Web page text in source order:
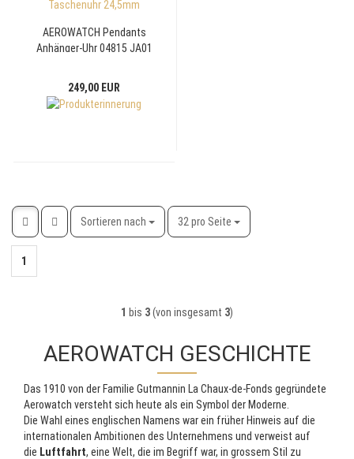
AEROWATCH Pendants
Anhänger-Uhr 04815 JA01
249,00 EUR
Sortieren nach
Sortieren nach 32 pro Seite
pro Seite
1
1 bis 3(von insgesamt 3)
AEROWATCH GESCHICHTE
Das 1910 von der Familie Gutmannin La Chaux-de-Fonds gegründete
Aerowatch versteht sich heute als ein Symbol der Moderne.
Die Wahl eines englischen Namens war ein früher Hinweis auf die
internationalen Ambitionen des Unternehmens und verweist auf
die Luftfahrt, eine Welt, die im Begriff war, in grossem Stil zu